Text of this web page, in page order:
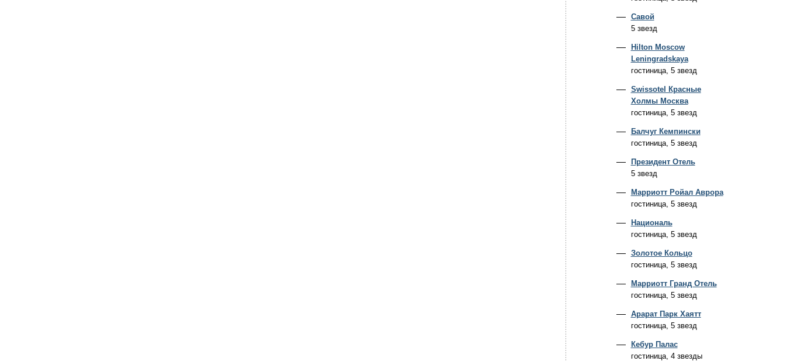
Савой
5 звезд
Hilton Moscow
Leningradskaya
гостиница, 5 звезд
Swissotel Красные
Холмы Москва
гостиница, 5 звезд
Балчуг Кемпински
гостиница, 5 звезд
Президент Отель
5 звезд
Марриотт Ройал Аврора
гостиница, 5 звезд
Националь
гостиница, 5 звезд
Золотое Кольцо
гостиница, 5 звезд
Марриотт Гранд Отель
гостиница, 5 звезд
Арарат Парк Хаятт
гостиница, 5 звезд
Кебур Палас
гостиница, 4 звезды